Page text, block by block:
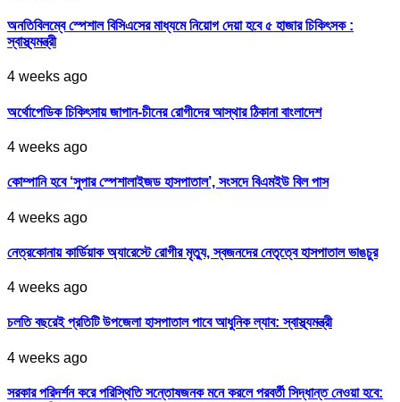
অনতিবিলম্বে স্পেশাল বিসিএসের মাধ্যমে নিয়োগ দেয়া হবে ৫ হাজার চিকিৎসক :
স্বাস্থ্যমন্ত্রী
4 weeks ago
অর্থোপেডিক চিকিৎসায় জাপান-চীনের রোগীদের আস্থার ঠিকানা বাংলাদেশ
4 weeks ago
কোম্পানি হবে ‘সুপার স্পেশালাইজড হাসপাতাল’, সংসদে বিএমইউ বিল পাস
4 weeks ago
নেত্রকোনায় কার্ডিয়াক অ্যারেস্টে রোগীর মৃত্যু, স্বজনদের নেতৃত্বে হাসপাতাল ভাঙচুর
4 weeks ago
চলতি বছরেই প্রতিটি উপজেলা হাসপাতাল পাবে আধুনিক ল্যাব: স্বাস্থ্যমন্ত্রী
4 weeks ago
সরকার পরিদর্শন করে পরিস্থিতি সন্তোষজনক মনে করলে পরবর্তী সিদ্ধান্ত নেওয়া হবে: